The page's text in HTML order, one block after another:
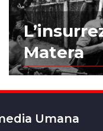
Matera
Umana